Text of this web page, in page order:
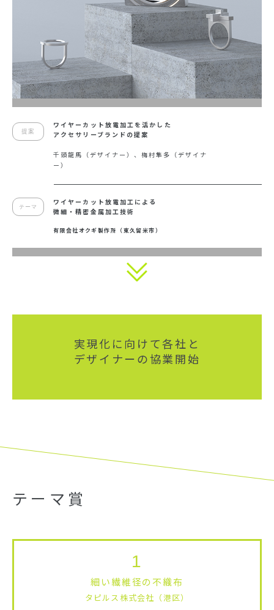
提案
ワイヤーカット放電加工を活かした
アクセサリーブランドの提案
千頭龍馬（デザイナー）、梅村隼多（デザイナ
ー）
テーマ
ワイヤーカット放電加工による
微細・精密金属加工技術
有限会社オクギ製作所（東久留米市）
実現化に向けて各社と
デザイナーの協業開始
テーマ賞
1
細い繊維径の不織布
タピルス株式会社（港区）